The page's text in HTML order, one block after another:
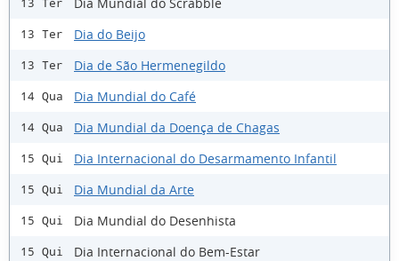
13 Ter
13 Ter Dia do Beijo
13 Ter Dia de São Hermenegildo
14 Qua Dia Mundial do Café
14 Qua Dia Mundial da Doença de Chagas
15 Qui Dia Internacional do Desarmamento Infantil
15 Qui Dia Mundial da Arte
15 Qui Dia Mundial do Desenhista
15 Qui Dia Internacional do Bem-Estar